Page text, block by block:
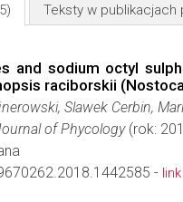
Teksty w publikacjach
and sodium octyl
raciborskii
Slawek Cerbin,
of Phycology(rok:
-